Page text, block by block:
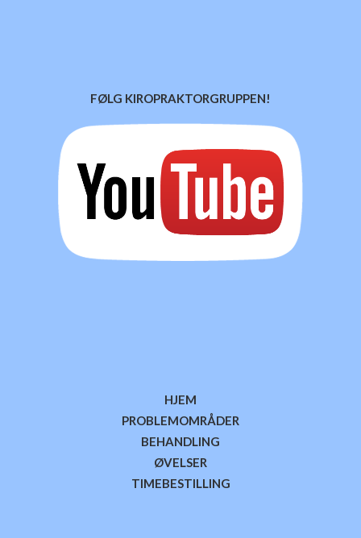
FØLG KIROPRAKTORGRUPPEN!
HJEM
PROBLEMOMRÅDER
BEHANDLING
ØVELSER
TIMEBESTILLING